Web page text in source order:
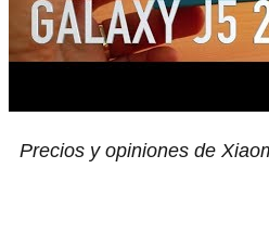
Precios y opiniones de